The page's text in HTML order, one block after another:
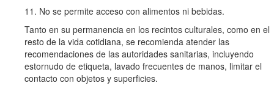
11. No se permite acceso con alimentos ni bebidas.
Tanto en su permanencia en los recintos culturales, como en el
resto de la vida cotidiana, se recomienda atender las
recomendaciones de las autoridades sanitarias, incluyendo
estornudo de etiqueta, lavado frecuentes de manos, limitar el
contacto con objetos y superficies.